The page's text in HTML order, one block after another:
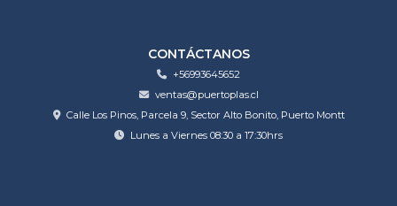
CONTÁCTANOS
+56993645652
ventas@puertoplas.cl
Calle Los Pinos, Parcela 9, Sector Alto Bonito, Puerto Montt
Lunes a Viernes 08:30 a 17:30hrs